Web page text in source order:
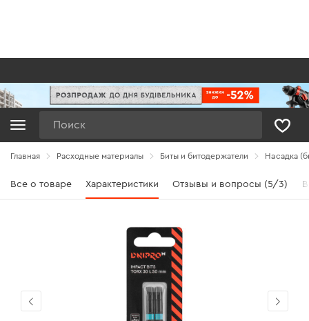
Главная Расходные материалы Биты и битодержатели Насадка
Все о товаре Характеристики Отзывы и вопросы (5/3)